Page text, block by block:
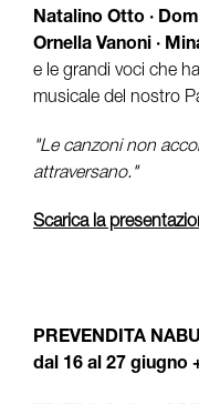
Natalino Otto ·
Ornella Vanoni ·
e le grandi voci che
musicale del nostro
"Le canzoni non
attraversano."
Scarica la
PREVENDITA
dal 16 al 27 giugno